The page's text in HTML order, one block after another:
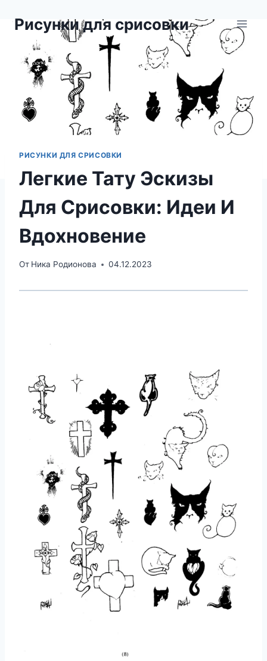
содержимому
Рисунки для срисовки
РИСУНКИ ДЛЯ СРИСОВКИ
Легкие Тату Эскизы
Для Срисовки: Идеи И
Вдохновение
От Ника Родионова 04.12.2023